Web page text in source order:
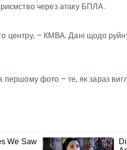
через атаку БПЛА.
центру, – КМВА. Дані щодо
фото – те, як зараз